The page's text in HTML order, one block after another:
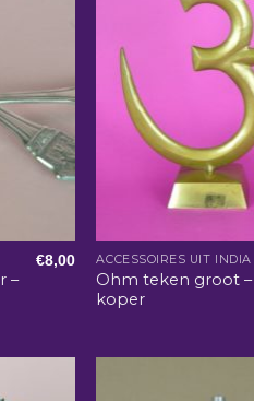
–
€8,00 ACCESSOIRES UIT INDIA
Ohm teken groot –
koper